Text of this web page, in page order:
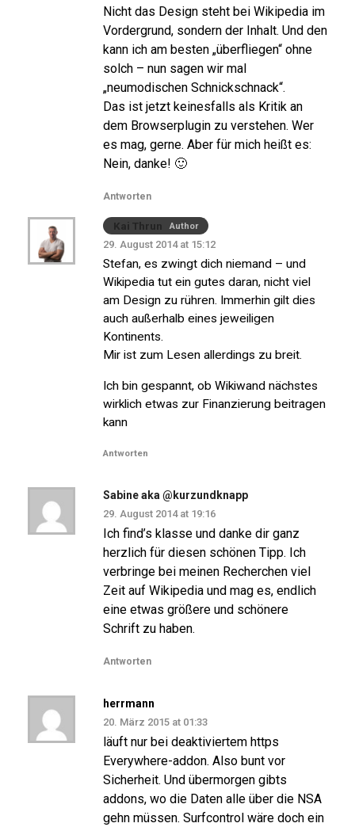
Nicht das Design steht bei Wikipedia im
Vordergrund, sondern der Inhalt. Und den
kann ich am besten „überfliegen“ ohne
solch – nun sagen wir mal
„neumodischen Schnickschnack“.
Das ist jetzt keinesfalls als Kritik an
dem Browserplugin zu verstehen. Wer
es mag, gerne. Aber für mich heißt es:
Nein, danke! 🙂
Antworten
Kai Thrun Author
29. August 2014 at 15:12
Stefan, es zwingt dich niemand – und
Wikipedia tut ein gutes daran, nicht viel
am Design zu rühren. Immerhin gilt dies
auch außerhalb eines jeweiligen
Kontinents.
Mir ist zum Lesen allerdings zu breit.
Ich bin gespannt, ob Wikiwand nächstes
wirklich etwas zur Finanzierung beitragen
kann
Antworten
Sabine aka @kurzundknapp
29. August 2014 at 19:16
Ich find’s klasse und danke dir ganz
herzlich für diesen schönen Tipp. Ich
verbringe bei meinen Recherchen viel
Zeit auf Wikipedia und mag es, endlich
eine etwas größere und schönere
Schrift zu haben.
Antworten
herrmann
20. März 2015 at 01:33
läuft nur bei deaktiviertem https
Everywhere-addon. Also bunt vor
Sicherheit. Und übermorgen gibts
addons, wo die Daten alle über die NSA
gehn müssen. Surfcontrol wäre doch ein